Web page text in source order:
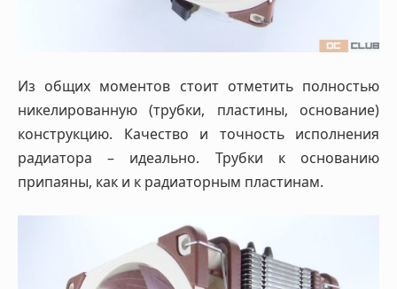
Из общих моментов стоит отметить полностью
никелированную (трубки, пластины, основание)
конструкцию. Качество и точность исполнения
радиатора – идеально. Трубки к основанию
припаяны, как и к радиаторным пластинам.